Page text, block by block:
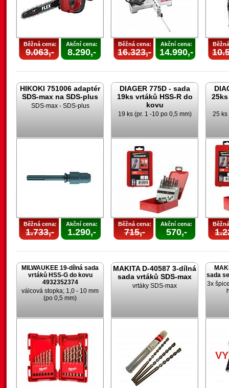
Běžná cena:
9.063,-
Akční cena:
8.290,-
Běžná cena:
16.323,-
Akční cena:
14.990,-
HIKOKI 751006 adaptér
SDS-max na SDS-plus
SDS-max - SDS-plus
Běžná cena:
1.733,-
Akční cena:
1.290,-
DIAGER 775D - sada
19ks vrtáků HSS-R do
kovu
19 ks (pr. 1 -10 po 0,5 mm)
Běžná cena:
715,-
Akční cena:
570,-
25 ks
MILWAUKEE 19-dílná sada
vrtáků HSS-G do kovu
4932352374
válcová stopka; 1,0 - 10 mm
(po 0,5 mm)
MAKITA D-40587 3-dílná
sada vrtáků SDS-max
vrtáky SDS-max
sada
3x